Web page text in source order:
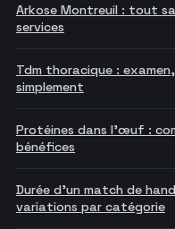
Arkose Montreuil : tout
services
Tdm thoracique :
simplement
Protéines dans l'œuf :
bénéfices
Durée d'un match de
variations par catégorie